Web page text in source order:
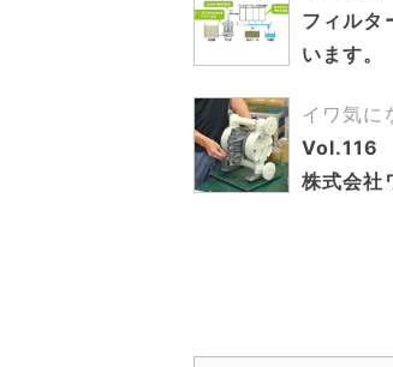
フィルタ
います。
イワ気に
Vol.116
株式会社